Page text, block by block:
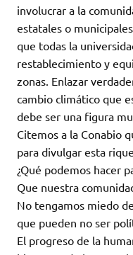
involucrar a la
estatales o
que todas la
restablecimiento y
zonas. Enlazar
cambio climático que
debe ser una figura
Citemos a la Conabio
para divulgar esta
¿Qué podemos hacer
Que nuestra
No tengamos miedo
que pueden no ser
El progreso de la